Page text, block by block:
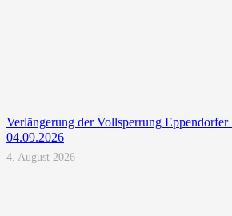
Verlängerung der Vollsperrung
04.09.2026
4. August 2026